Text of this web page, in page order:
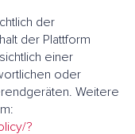
der
der Plattform
einer
oder
Weitere
?